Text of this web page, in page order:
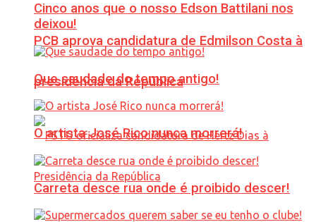
PCB aprova candidatura de Edmilson Costa à
presidência da República
Cinco anos que o nosso Edson Battilani nos
deixou!
Que saudade do tempo antigo!
O artista José Rico nunca morrerá!
Carreta desce rua onde é proibido descer!